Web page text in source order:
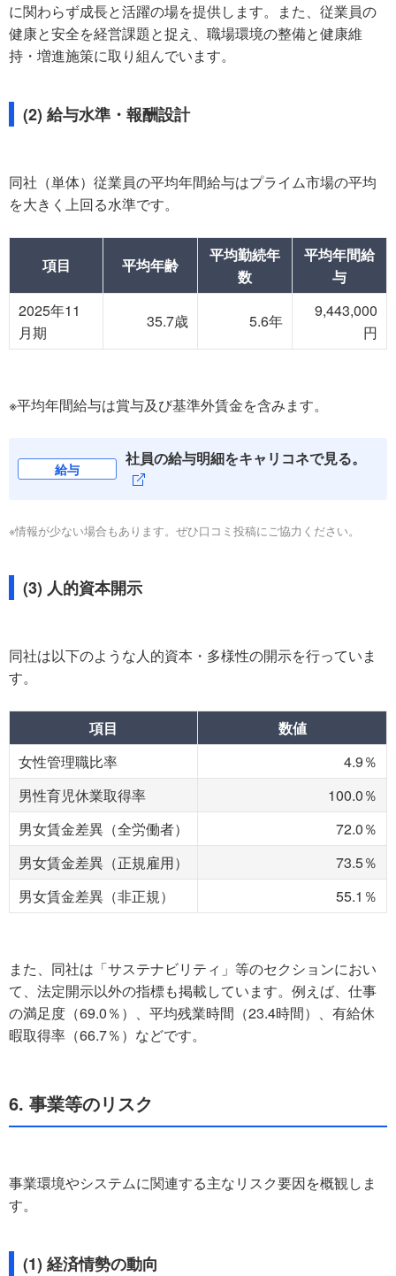
に関わらず成長と活躍の場を提供します。また、従業員の
健康と安全を経営課題と捉え、職場環境の整備と健康維
持・増進施策に取り組んでいます。
(2) 給与水準・報酬設計
同社（単体）従業員の平均年間給与はプライム市場の平均
を大きく上回る水準です。
項目 平均年齢
平均勤続年
数
平均年間給
与
2025年11
月期
35.7歳 5.6年
9,443,000
円
※平均年間給与は賞与及び基準外賃金を含みます。
給与
社員の給与明細をキャリコネで見る。
※情報が少ない場合もあります。ぜひ口コミ投稿にご協力ください。
(3) 人的資本開示
同社は以下のような人的資本・多様性の開示を行っていま
す。
項目
数値
女性管理職比率
4.9％
男性育児休業取得率
100.0％
男女賃金差異（全労働者）
72.0％
男女賃金差異（正規雇用）
73.5％
男女賃金差異（非正規）
55.1％
また、同社は「サステナビリティ」等のセクションにおい
て、法定開示以外の指標も掲載しています。例えば、仕事
の満足度（69.0％）、平均残業時間（23.4時間）、有給休
暇取得率（66.7％）などです。
6. 事業等のリスク
事業環境やシステムに関連する主なリスク要因を概観しま
す。
(1) 経済情勢の動向